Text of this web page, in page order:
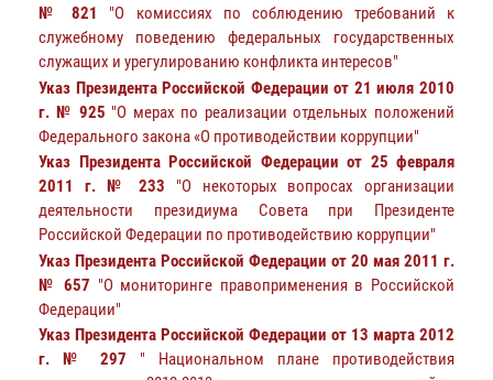
№ 821
"О комиссиях по соблюдению требований к
служебному поведению федеральных государственных
служащих и урегулированию конфликта интересов"
Указ Президента Российской Федерации от 21 июля 2010
г. № 925 "О мерах по реализации отдельных положений
Федерального закона «О противодействии коррупции"
Указ Президента Российской Федерации от 25 февраля
2011 г. № 233 "О некоторых вопросах организации
деятельности президиума Совета при Президенте
Российской Федерации по противодействию коррупции"
Указ Президента Российской Федерации от 20 мая 2011 г.
№ 657 "О мониторинге правоприменения в Российской
Федерации"
Указ Президента Российской Федерации от 13 марта 2012
г. № 297 " Национальном плане противодействия